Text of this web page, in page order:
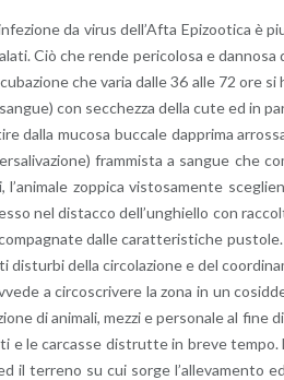
da virus del­l’Af­ta Epi­zoo­ti­ca è
Ciò che rende pe­ri­co­lo­sa e
che varia dalle 36 alle 72 ore
con sec­chez­za della cute ed in
dalla mu­co­sa buc­ca­le dap­pri­ma
fram­mi­sta a san­gue che
zop­pi­ca vi­sto­sa­men­te
nel di­stac­co del­l’un­ghiel­lo con
dalle ca­rat­te­ri­sti­che
di­stur­bi della cir­co­la­zio­ne e del
a cir­co­scri­ve­re la zona in un
di ani­ma­li, mezzi e per­so­na­le al
e le car­cas­se di­strut­te in breve
il ter­re­no su cui sorge l’al­le­va­men­to